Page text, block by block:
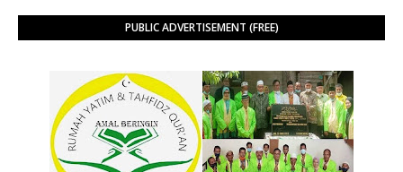
PUBLIC ADVERTISEMENT (FREE)